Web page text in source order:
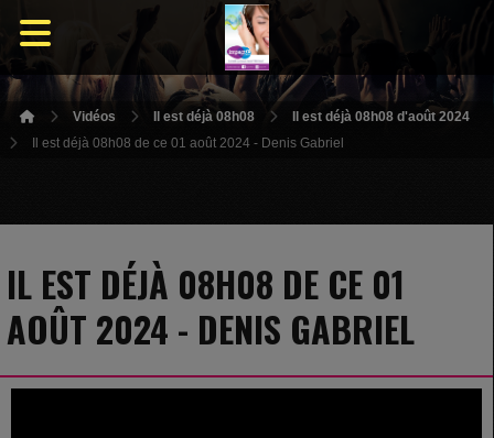
Vidéos Il est déjà 08h08
Il est déjà 08h08 d'août 2024
Il est déjà 08h08 de ce 01 août 2024 - Denis Gabriel
IL EST DÉJÀ 08H08 DE CE 01
AOÛT 2024 - DENIS GABRIEL